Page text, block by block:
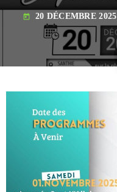
today 20 DÉCEMBRE 2025